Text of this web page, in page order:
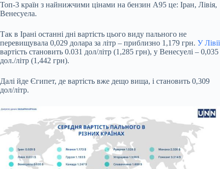
Топ-3 країн з найнижчими цінами на бензин А95 це: Іран, Лівія,
Венесуела.
Так в Ірані останні дні вартість цього виду пального не
перевищувала 0,029 долара за літр – приблизно 1,179 грн. У Лівії
вартість становить 0.031 дол/літр (1,285 грн), у Венесуелі – 0,035
дол./літр (1,442 грн).
Далі йде Єгипет, де вартість вже дещо вища, і становить 0,309
дол/літр.